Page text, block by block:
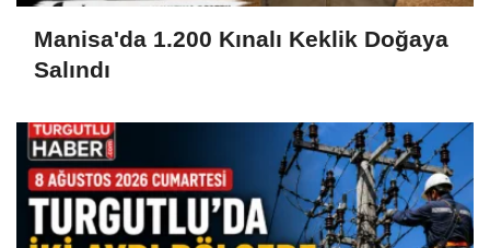
Manisa'da 1.200 Kınalı Keklik Doğaya
Salındı